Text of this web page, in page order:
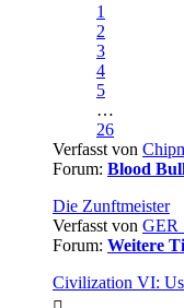
1
2
3
4
5
…
26
Verfasst von
Forum: Blood
Die Zunftmeister
Verfasst von
Forum: Weitere
Civilization VI: